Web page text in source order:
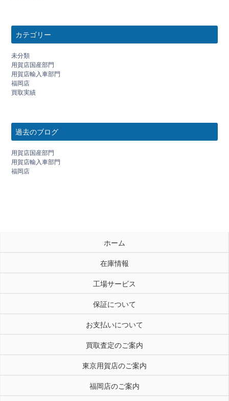
カテゴリー
未分類
用賀店国産部門
用賀店輸入車部門
福岡店
買取実績
過去のブログ
用賀店国産部門
用賀店輸入車部門
福岡店
ホーム
在庫情報
工場サービス
保証について
お支払いについて
買取査定のご案内
東京用賀店のご案内
福岡店のご案内